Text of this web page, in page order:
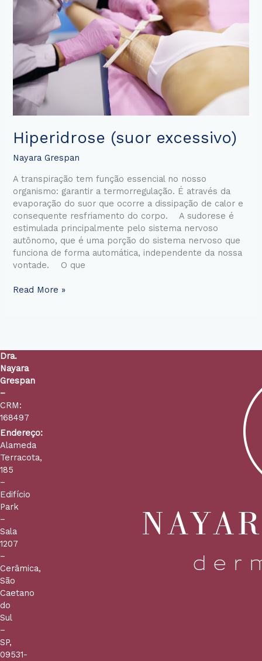
Hiperidrose (suor excessivo)
Nayara Grespan
A transpiração tem função essencial no nosso
organismo: garantir a termorregulação. É através da
evaporação do suor que ocorre a dissipação de calor e
consequente resfriamento do corpo. A sudorese é
estimulada principalmente pelo sistema nervoso
autônomo, que é uma porção do sistema nervoso que
funciona de forma automática, independente da nossa
vontade. O que
Read More »
Dra.
Nayara
Grespan
–
CRM:
168497
Endereço:
Alameda
Terracota,
185
–
Edifício
Park
–
Sala
1207
–
Cerâmica,
São
Caetano
do
Sul
–
SP,
09531-